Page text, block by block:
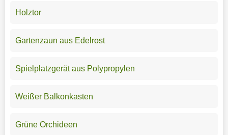
Holztor
Gartenzaun aus Edelrost
Spielplatzgerät aus Polypropylen
Weißer Balkonkasten
Grüne Orchideen